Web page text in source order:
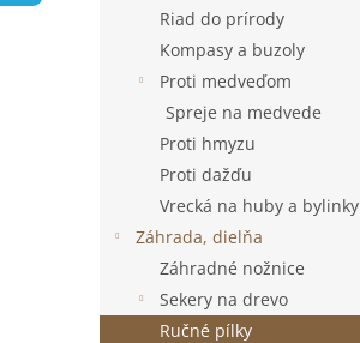
Riad do prírody
Kompasy a buzoly
Proti medveďom
Spreje na medvede
Proti hmyzu
Proti dažďu
Vrecká na huby a bylinky
Záhrada, dielňa
Záhradné nožnice
Sekery na drevo
Ručné pílky